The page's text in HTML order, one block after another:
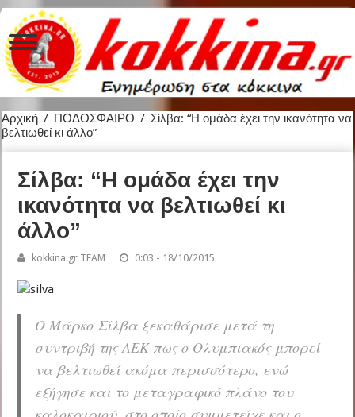
Αρχική / ΠΟΔΟΣΦΑΙΡΟ / Σίλβα: “Η ομάδα έχει την ικανότητα να
βελτιωθεί κι άλλο”
Σίλβα: “Η ομάδα έχει την
ικανότητα να βελτιωθεί κι
άλλο”
kokkina.gr TEAM 0:03 - 18/10/2015
Ο Μάρκο Σίλβα ξεκαθάρισε μετά τη
συντριβή της ΑΕΚ πως ο Ολυμπιακός μπορεί
να βελτιωθεί ακόμα περισσότερο, ενώ
εξήγησε και το μεταγραφικό πλάνο του